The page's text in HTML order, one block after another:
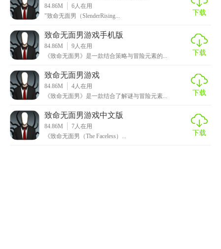
84.86M 6 人在用
"致命无面男（SlenderRising...
下载
致命无面男游戏手机版
84.86M 9 人在用
《致命无面男》是一款结合策略与冒险元素的...
下载
致命无面男游戏
84.86M 4 人在用
《致命无面男》是一款结合了解谜与冒险元素...
下载
致命无面男游戏中文版
84.86M 7 人在用
《致命无面男（The Faceless）...
下载